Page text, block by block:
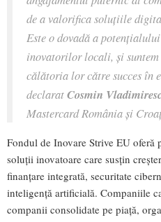
de a valorifica soluțiile
Este o dovadă a
inovatorilor locali, și suntem
călătoria lor către succes în
declaratCosmin
Mastercard România și
Fondul de Inovare Strive EU oferă
soluții inovatoare care susțin
finanțare integrată, securitate
inteligență artificială. Companiile
companii consolidate pe piață,